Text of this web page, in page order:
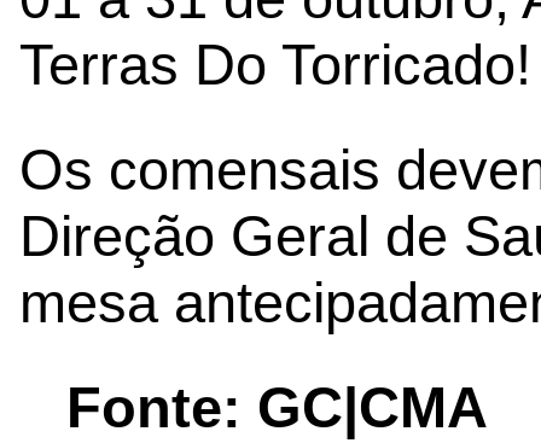
Terras Do Torricado!
Os comensais
Direção Geral de
mesa
Fonte: GC|CMA